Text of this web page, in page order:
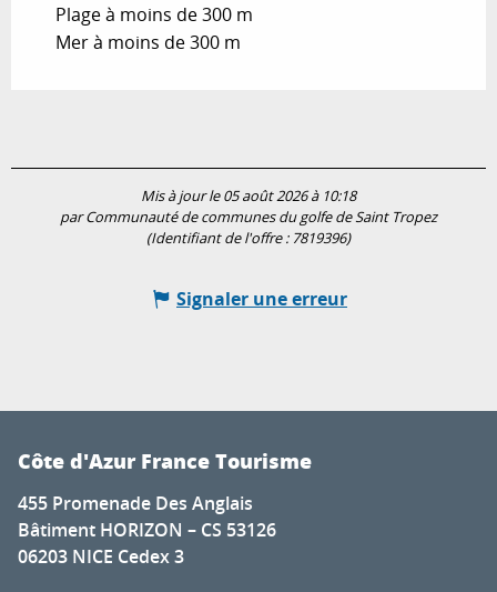
Plage à moins de 300 m
Mer à moins de 300 m
Mis à jour le 05 août 2026 à 10:18
par Communauté de communes du golfe de Saint Tropez
(Identifiant de l'offre : 7819396)
Signaler une erreur
Côte d'Azur France Tourisme
455 Promenade Des Anglais
Bâtiment HORIZON – CS 53126
06203 NICE Cedex 3